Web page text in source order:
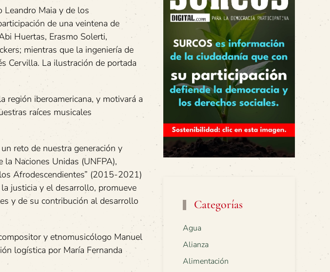
Leandro Maia y de los
de una veintena de
Huertas, Erasmo Solerti,
mientras que la ingeniería de
Cervilla. La ilustración de portada
región iberoamericana, y motivará a
raíces musicales
reto de nuestra generación y
la Naciones Unidas (UNFPA),
Afrodescendientes” (2015-2021)
justicia y el desarrollo, promueve
y de su contribución al desarrollo
y etnomusicólogo Manuel
logística por María Fernanda
Categorías
Agua
Alianza
Alimentación